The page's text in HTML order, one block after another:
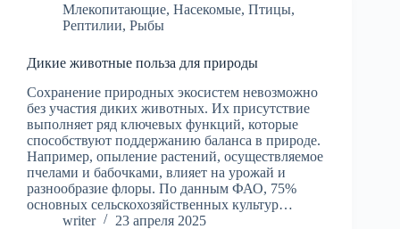
Млекопитающие, Насекомые, Птицы,
Рептилии, Рыбы
Дикие животные польза для природы
Сохранение природных экосистем невозможно
без участия диких животных. Их присутствие
выполняет ряд ключевых функций, которые
способствуют поддержанию баланса в природе.
Например, опыление растений, осуществляемое
пчелами и бабочками, влияет на урожай и
разнообразие флоры. По данным ФАО, 75%
основных сельскохозяйственных культур…
writer
23 апреля 2025